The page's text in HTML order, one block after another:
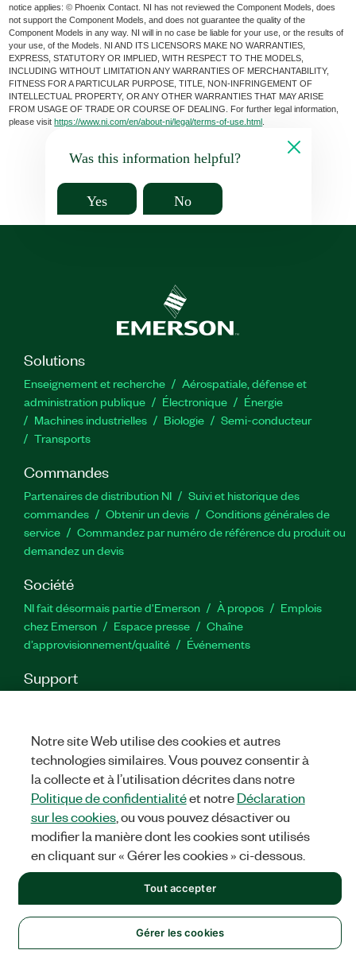
notice applies: © Phoenix Contact. NI has not reviewed the Component Models, does
not support the Component Models, and does not guarantee the quality of the
Component Models in any way. NI will in no case be liable for your use, or the results of
your use, of the Models. NI AND ITS LICENSORS MAKE NO WARRANTIES,
EXPRESS, STATUTORY OR IMPLIED, WITH RESPECT TO THE MODELS,
INCLUDING WITHOUT LIMITATION ANY WARRANTIES OF MERCHANTABILITY,
FITNESS FOR A PARTICULAR PURPOSE, TITLE, NON-INFRINGEMENT OF
INTELLECTUAL PROPERTY, OR ANY OTHER WARRANTIES THAT MAY ARISE
FROM USAGE OF TRADE OR COURSE OF DEALING. For further legal information,
please visithttps://www.ni.com/en/about-ni/legal/terms-of-use.html
Was this information helpful?
Yes No
Solutions
Enseignement et recherche
Aérospatiale, défense et
administration publique
Électronique
Énergie​
Machines industrielles
Biologie
Semi-conducteur
Transports
Commandes
Partenaires de distribution NI
Suivi et historique des
commandes
Obtenir un devis
Conditions générales de
service
Commandez par numéro de référence du produit ou
demandez un devis
Société
NI fait désormais partie d'Emerson À propos
Emplois
chez Emerson
Espace presse
Chaîne
d’approvisionnement/qualité
Événements
Support
service
Commentaires sur le site
TwitterYouTube
IMPRINT
©NATIONAL INSTRUMENTS CORP. TOUS DROITS RÉSERVÉS.
Notre site Web utilise des cookies et autres
technologies similaires. Vous pouvez consentir à
la collecte et à l’utilisation décrites dans notre
Politique de confidentialitéet notreDéclaration
sur les cookies, ou vous pouvez désactiver ou
modifier la manière dont les cookies sont utilisés
en cliquant sur « Gérer les cookies » ci-dessous.
Gérer les cookies
Tout accepter